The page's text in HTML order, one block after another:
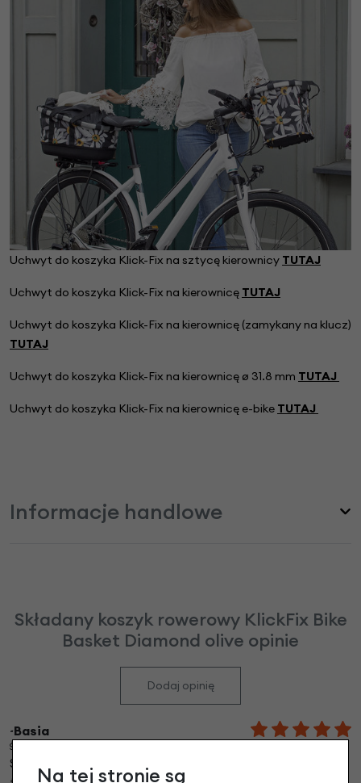
Uchwyt do koszyka Klick-Fix na sztycę kierownicy TUTAJ
Uchwyt do koszyka Klick-Fix na kierownicę TUTAJ
Uchwyt do koszyka Klick-Fix na kierownicę (zamykany na klucz)
TUTAJ
Uchwyt do koszyka Klick-Fix na kierownicę ø 31.8 mm TUTAJ
Uchwyt do koszyka Klick-Fix na kierownicę e-bike TUTAJ
Informacje handlowe
Składany koszyk rowerowy KlickFix Bike
Basket Diamond olive opinie
Dodaj opinię
~Basia
Środa, 30-07-2025 12:25
Super koszyk, w pięknym kolorze. Jest bardzo
Na tej stronie są